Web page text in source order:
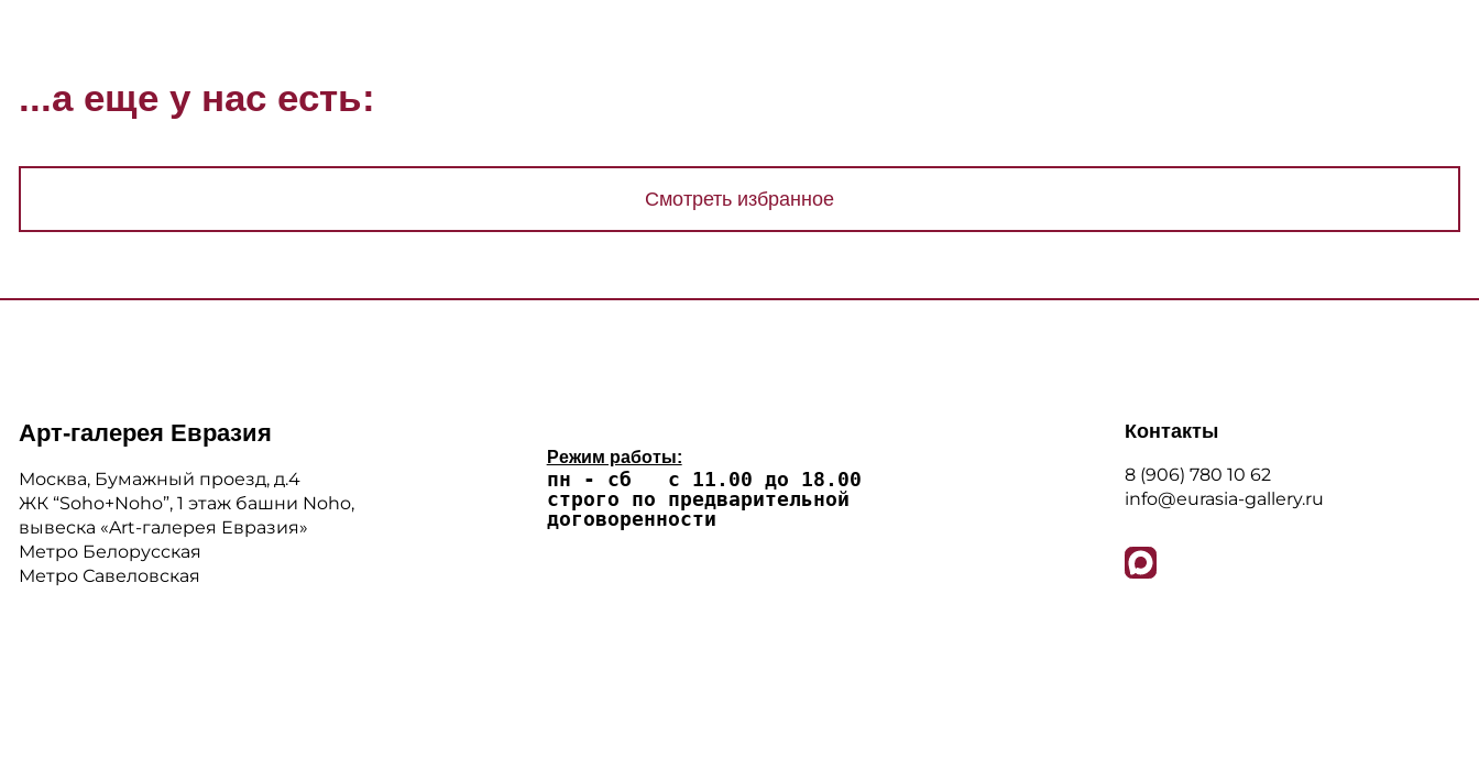
...а еще у нас есть:
Смотреть избранное
Арт-галерея Евразия
Москва, Бумажный проезд, д.4
ЖК “Soho+Noho”, 1 этаж башни Noho,
вывеска «Art-галерея Евразия»
Метро Белорусская
Метро Савеловская
Режим работы:
пн - сб с 11.00 до 18.00
строго по предварительной
договоренности
Контакты
8 (906) 780 10 62
info@eurasia-gallery.ru